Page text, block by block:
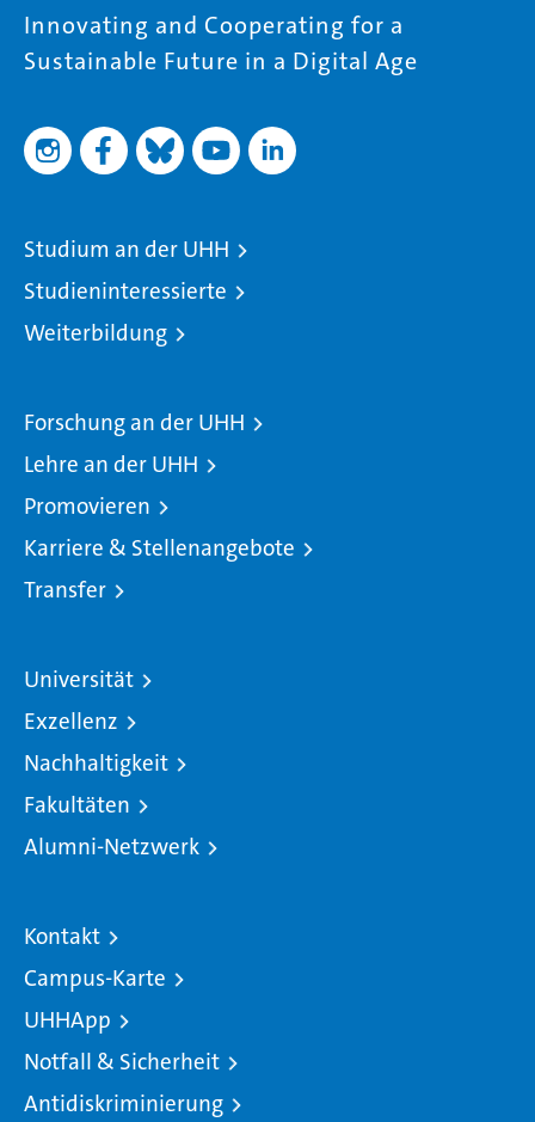
Innovating and Cooperating for a
Sustainable Future in a Digital Age
Studium an der UHH
Studieninteressierte
Weiterbildung
Forschung an der UHH
Lehre an der UHH
Promovieren
Karriere & Stellenangebote
Transfer
Universität
Exzellenz
Nachhaltigkeit
Fakultäten
Alumni-Netzwerk
Kontakt
Campus-Karte
UHHApp
Notfall & Sicherheit
Antidiskriminierung